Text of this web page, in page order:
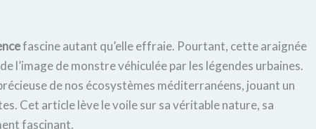
fascine autant qu’elle effraie. Pourtant, cette araignée
l’image de monstre véhiculée par les légendes urbaines.
de nos écosystèmes méditerranéens, jouant un
Cet article lève le voile sur sa véritable nature, sa
fascinant.